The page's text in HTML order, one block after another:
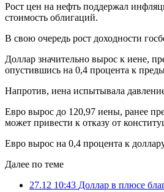
Рост цен на нефть поддержал
стоимость облигаций.
В свою очередь рост доходности
Доллар значительно вырос к иене,
опустившись на 0,4 процента к
Напротив, иена испытывала
Евро вырос до 120,97 иены, ранее
может привести к отказу от
Евро вырос на 0,4 процента к
Далее по теме
27.12 10:43 Доллар в плюсе